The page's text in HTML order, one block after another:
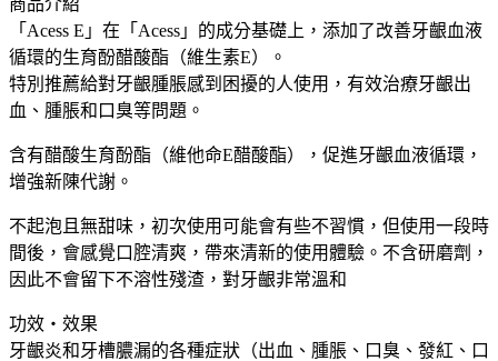
牙
齦
護
理
膏
【綠
色
💚】
數
量
「Acess E」在「Acess」的成分基礎上，添加了改善牙齦血液
循環的生育酚醋酸酯（維生素E）。
特別推薦給對牙齦腫脹感到困擾的人使用，有效治療牙齦出
血、腫脹和口臭等問題。
含有醋酸生育酚酯（維他命E醋酸酯），促進牙齦血液循環，
增強新陳代謝。
不起泡且無甜味，初次使用可能會有些不習慣，但使用一段時
間後，會感覺口腔清爽，帶來清新的使用體驗。不含研磨劑，
因此不會留下不溶性殘渣，對牙齦非常溫和
功效・效果
牙齦炎和牙槽膿漏的各種症狀（出血、腫脹、口臭、發紅、口